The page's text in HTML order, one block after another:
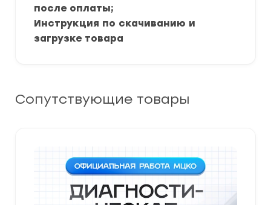
после оплаты;
Инструкция по скачиванию и
загрузке товара
Сопутствующие товары